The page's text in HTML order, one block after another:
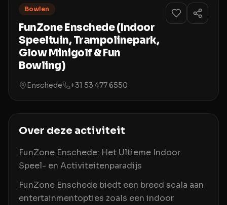
Bowlen
FunZone Enschede (Indoor
Speeltuin, Trampolinepark,
Glow Minigolf & Fun
Bowling)
Enschede +31 53 477 6550
Over deze activiteit
FunZone Enschede: Het Ultieme Indoor
Speel- en Activiteitenparadijs
FunZone Enschede biedt een breed scala aan
entertainmentopties zoals een indoor